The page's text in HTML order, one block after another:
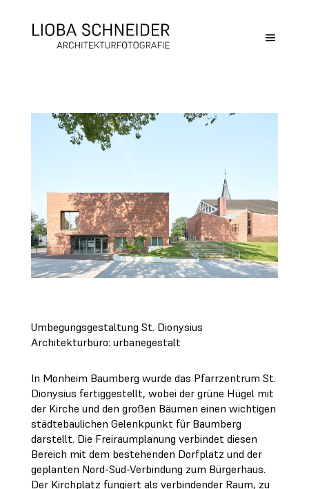
Umbegungsgestaltung St. Dionysius
Architekturbüro: urbanegestalt
In Monheim Baumberg wurde das Pfarrzentrum St.
Dionysius fertiggestellt, wobei der grüne Hügel mit
der Kirche und den großen Bäumen einen wichtigen
städtebaulichen Gelenkpunkt für Baumberg
darstellt. Die Freiraumplanung verbindet diesen
Bereich mit dem bestehenden Dorfplatz und der
geplanten Nord-Süd-Verbindung zum Bürgerhaus.
Der Kirchplatz fungiert als verbindender Raum, zu